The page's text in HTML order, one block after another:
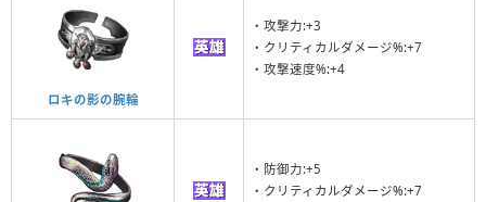
ロキの影の腕輪
・攻撃力:+3
・クリティカルダメージ%:+7
・攻撃速度%:+4
・防御力:+5
・クリティカルダメージ%:+7